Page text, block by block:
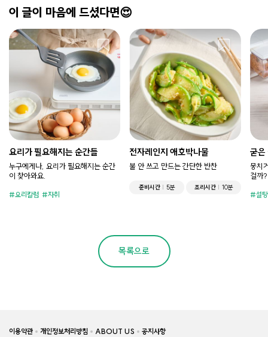
이 글이 마음에 드셨다면😍
요리가 필요해지는 순간들
누구에게나, 요리가 필요해지는 순간
이 찾아와요.
요리칼럼 자취
전자레인지 애호박나물
불 안 쓰고 만드는 간단한 반찬
준비시간 5분 조리시간 10분
굳은
뭉치
걸까?
설탕
목록으로
이용약관 개인정보처리방침 ABOUT US 공지사항